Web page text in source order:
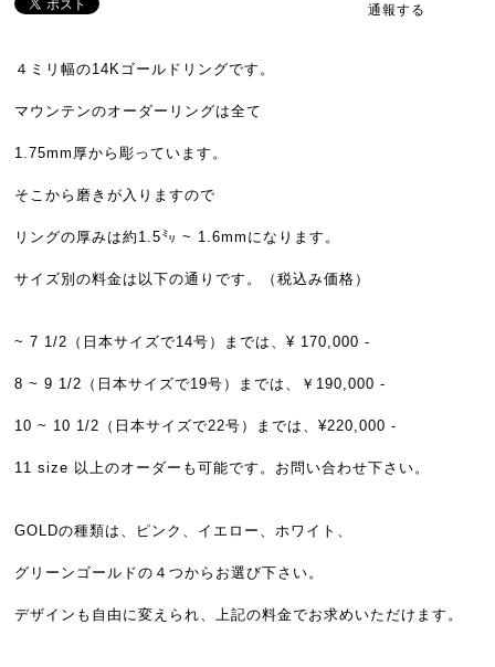
通報する
４ミリ幅の14Kゴールドリングです。
マウンテンのオーダーリングは全て
1.75mm厚から彫っています。
そこから磨きが入りますので
リングの厚みは約1.5㍉ ~ 1.6mmになります。
サイズ別の料金は以下の通りです。（税込み価格）
~ 7 1/2（日本サイズで14号）までは、¥ 170,000 -
8 ~ 9 1/2（日本サイズで19号）までは、￥190,000 -
10 ~ 10 1/2（日本サイズで22号）までは、¥220,000 -
11 size 以上のオーダーも可能です。お問い合わせ下さい。
GOLDの種類は、ピンク、イエロー、ホワイト、
グリーンゴールドの４つからお選び下さい。
デザインも自由に変えられ、上記の料金でお求めいただけます。